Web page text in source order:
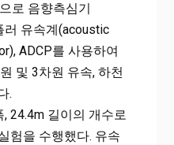
로 음향측심기
러 유속계(acoustic
ADCP를 사용하여
및 3차원 유속, 하천
.
24.4m 길이의 개수로
험을 수행했다. 유속